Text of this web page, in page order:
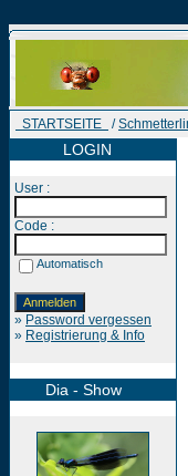
STARTSEITE /
LOGIN
User :
Code :
Automatisch
» Password vergessen
» Registrierung & Info
Dia - Show